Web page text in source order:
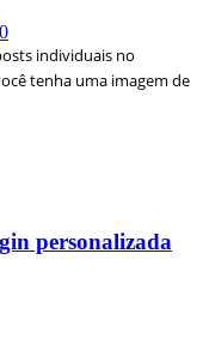
0
individuais no
tenha uma imagem de
personalizada